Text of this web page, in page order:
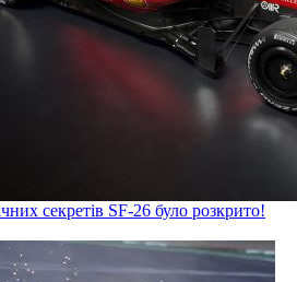
секретів SF-26 було розкрито!